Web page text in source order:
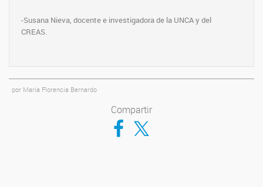
-Susana Nieva, docente e investigadora de la UNCA y del
CREAS.
por Maria Florencia Bernardo
Compartir
Compartir en Facebook
Compartir en Twitter